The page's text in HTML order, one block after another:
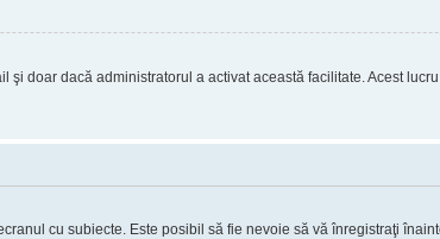
doar dacă administratorul a activat această facilitate. Acest
cu subiecte. Este posibil să fie nevoie să vă înregistraţi